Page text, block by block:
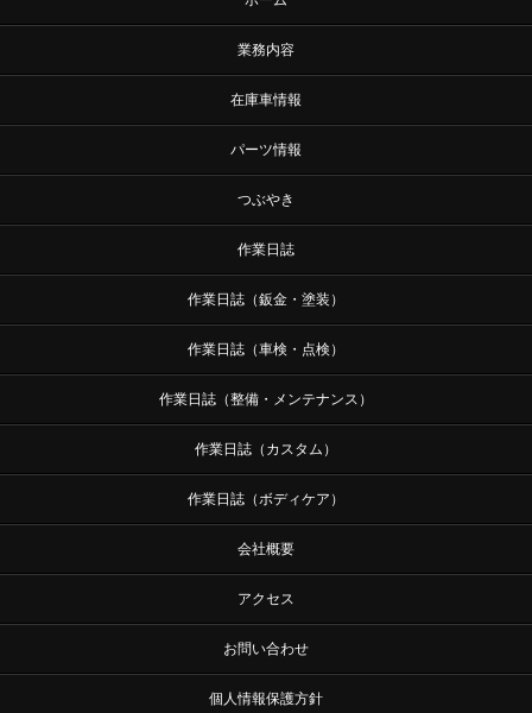
業務内容
在庫車情報
パーツ情報
つぶやき
作業日誌
作業日誌（鈑金・塗装）
作業日誌（車検・点検）
作業日誌（整備・メンテナンス）
作業日誌（カスタム）
作業日誌（ボディケア）
会社概要
アクセス
お問い合わせ
個人情報保護方針